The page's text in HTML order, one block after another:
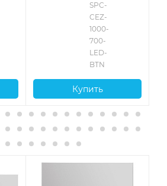
SPC-
CEZ-
1000-
700-
LED-
BTN
Купить